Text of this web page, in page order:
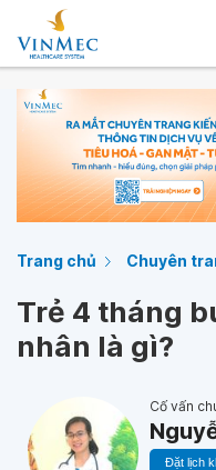
Trang chủ Chuyên
Trẻ 4 tháng
nhân là gì?
Cố vấn
Đặt lịch